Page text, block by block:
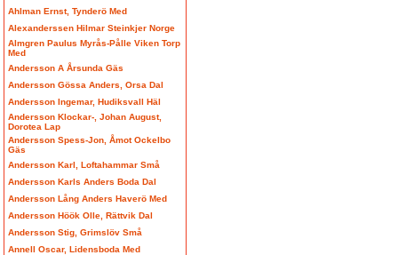
Ahlman Ernst, Tynderö Med
Alexanderssen Hilmar Steinkjer Norge
Almgren Paulus Myrås-Pålle Viken Torp
Med
Andersson A Årsunda Gäs
Andersson Gössa Anders, Orsa Dal
Andersson Ingemar, Hudiksvall Häl
Andersson Klockar-, Johan August,
Dorotea Lap
Andersson Spess-Jon, Åmot Ockelbo
Gäs
Andersson Karl, Loftahammar Små
Andersson Karls Anders Boda Dal
Andersson Lång Anders Haverö Med
Andersson Höök Olle, Rättvik Dal
Andersson Stig, Grimslöv Små
Annell Oscar, Lidensboda Med